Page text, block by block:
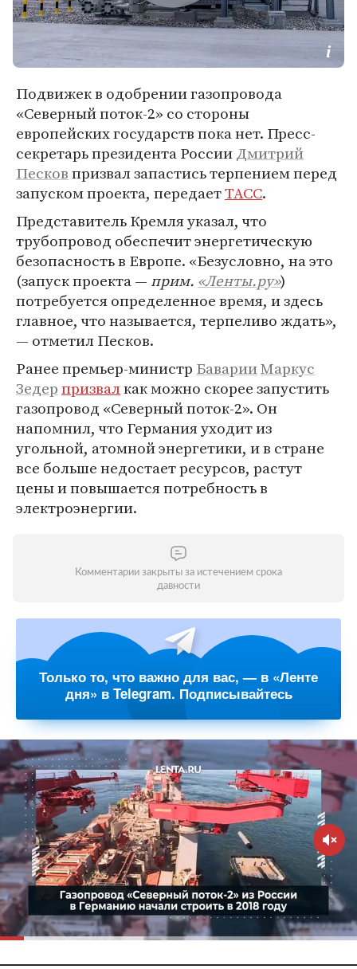
Подвижек в одобрении газопровода
«Северный поток-2» со стороны
европейских государств пока нет. Пресс-
секретарь президента РоссииДмитрий
Песковпризвал запастись терпением перед
запуском проекта, передаетТАСС.
Представитель Кремля указал, что
трубопровод обеспечит энергетическую
безопасность в Европе. «Безусловно, на это
(запуск проекта — прим. «Ленты.ру»)
потребуется определенное время, и здесь
главное, что называется, терпеливо ждать»,
— отметил Песков.
Ранее премьер-министр БаварииМаркус
Зедерпризвалкак можно скорее запустить
газопровод «Северный поток-2». Он
напомнил, что Германия уходит из
угольной, атомной энергетики, и в стране
все больше недостает ресурсов, растут
цены и повышается потребность в
электроэнергии.
Комментарии закрыты за истечением срока
давности
Только то, что важно для вас, — в «Ленте
дня» в Telegram. Подписывайтесь